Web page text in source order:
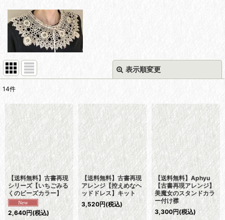
表示順変更
並び順 :
絞り込む
14件
【送料無料】古書再現
シリーズ【いちごみる
くのビーズカラー】
2,640円(税込)
【送料無料】古書再現
アレンジ【控えめなヘ
ッドドレス】キット
3,520円(税込)
【送料無料】Aphyu
【古書再現アレンジ】
美魔女のスタンドカラ
ー付け襟
3,300円(税込)